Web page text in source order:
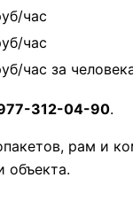
час
час
час за
312-04-90.
рам и
объекта.